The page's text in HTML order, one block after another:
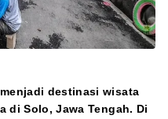
destinasi wisata
di Solo, Jawa Tengah. Di